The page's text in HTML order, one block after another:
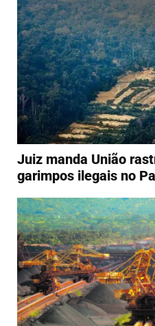
Juiz manda União
garimpos ilegais no